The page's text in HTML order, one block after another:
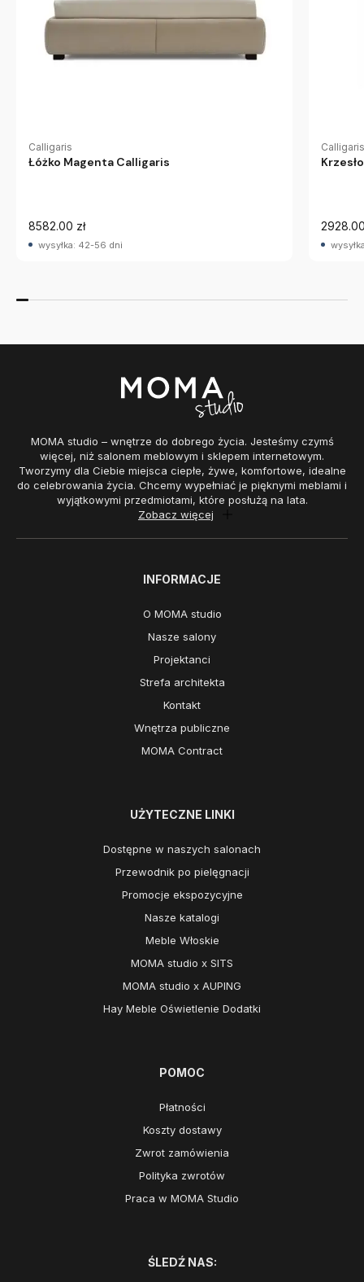
Calligaris
Łóżko Magenta Calligaris
8582.00 zł
wysyłka: 42-56 dni
Calligaris
MOMA studio – wnętrze do dobrego życia. Jesteśmy czymś
więcej, niż salonem meblowym i sklepem internetowym.
Tworzymy dla Ciebie miejsca ciepłe, żywe, komfortowe, idealne
do celebrowania życia. Chcemy wypełniać je pięknymi meblami i
wyjątkowymi przedmiotami, które posłużą na lata.
Zobacz więcej
INFORMACJE
O MOMA studio
Nasze salony
Projektanci
Strefa architekta
Kontakt
Wnętrza publiczne
MOMA Contract
UŻYTECZNE LINKI
Dostępne w naszych salonach
Przewodnik po pielęgnacji
Promocje ekspozycyjne
Nasze katalogi
Meble Włoskie
MOMA studio x SITS
MOMA studio x AUPING
Hay Meble Oświetlenie Dodatki
POMOC
Płatności
Koszty dostawy
Zwrot zamówienia
Polityka zwrotów
Praca w MOMA Studio
ŚLEDŹ NAS: